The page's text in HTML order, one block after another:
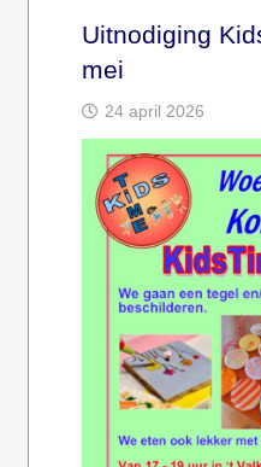
Uitnodiging
mei
24 april 2026